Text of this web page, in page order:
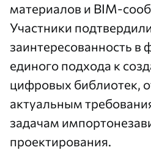
материалов и BIM-
Участники
заинтересованность
единого подхода к
цифровых библиотек,
актуальным
задачам
проектирования.